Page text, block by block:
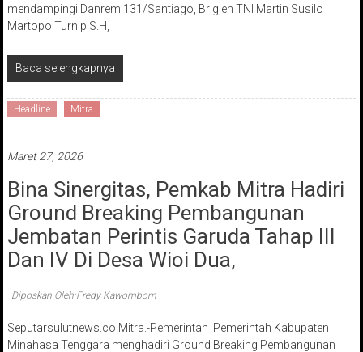
mendampingi Danrem 131/Santiago, Brigjen TNI Martin Susilo
Martopo Turnip S.H,
Baca selengkapnya
Headline Mitra
Maret 27, 2026
Bina Sinergitas, Pemkab Mitra Hadiri
Ground Breaking Pembangunan
Jembatan Perintis Garuda Tahap III
Dan IV Di Desa Wioi Dua,
Diposkan Oleh:Fredy Kawombom
Seputarsulutnews.co.Mitra.-Pemerintah Pemerintah Kabupaten
Minahasa Tenggara menghadiri Ground Breaking Pembangunan